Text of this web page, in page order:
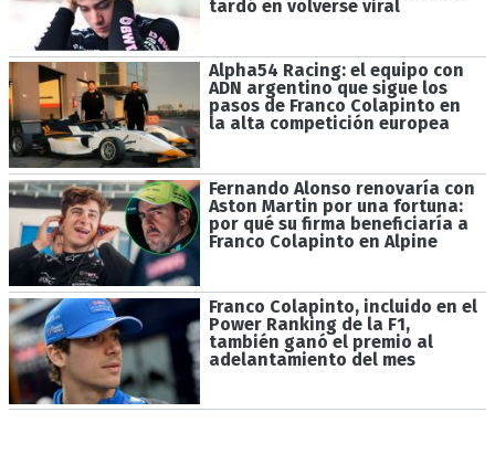
tardó en volverse viral
Alpha54 Racing: el equipo con
ADN argentino que sigue los
pasos de Franco Colapinto en
la alta competición europea
Fernando Alonso renovaría con
Aston Martin por una fortuna:
por qué su firma beneficiaría a
Franco Colapinto en Alpine
Franco Colapinto, incluido en el
Power Ranking de la F1,
también ganó el premio al
adelantamiento del mes